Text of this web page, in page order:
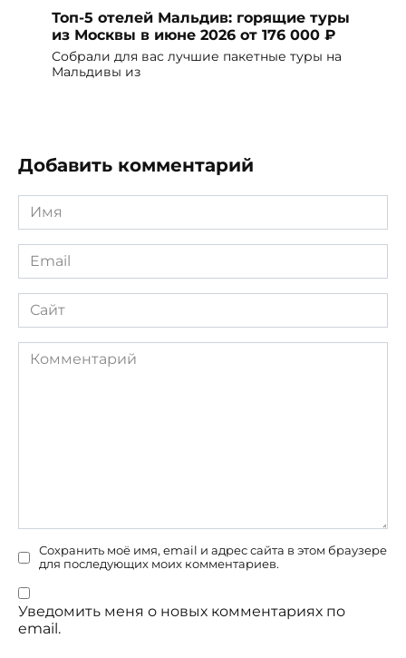
Топ-5 отелей Мальдив: горящие туры
из Москвы в июне 2026 от 176 000 ₽
Собрали для вас лучшие пакетные туры на
Мальдивы из
Добавить комментарий
Имя
Email
Сайт
Комментарий
Сохранить моё имя, email и адрес сайта в этом браузере
для последующих моих комментариев.
Уведомить меня о новых комментариях по
email.